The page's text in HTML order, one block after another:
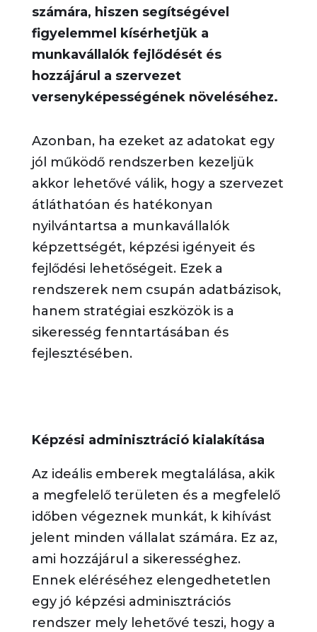
számára, hiszen segítségével
figyelemmel kísérhetjük a
munkavállalók fejlődését és
hozzájárul a szervezet
versenyképességének növeléséhez.
Azonban, ha ezeket az adatokat egy
jól működő rendszerben kezeljük
akkor lehetővé válik, hogy a szervezet
átláthatóan és hatékonyan
nyilvántartsa a munkavállalók
képzettségét, képzési igényeit és
fejlődési lehetőségeit. Ezek a
rendszerek nem csupán adatbázisok,
hanem stratégiai eszközök is a
sikeresség fenntartásában és
fejlesztésében.
Képzési adminisztráció kialakítása
Az ideális emberek megtalálása, akik
a megfelelő területen és a megfelelő
időben végeznek munkát, k kihívást
jelent minden vállalat számára. Ez az,
ami hozzájárul a sikerességhez.
Ennek eléréséhez elengedhetetlen
egy jó képzési adminisztrációs
rendszer mely lehetővé teszi, hogy a